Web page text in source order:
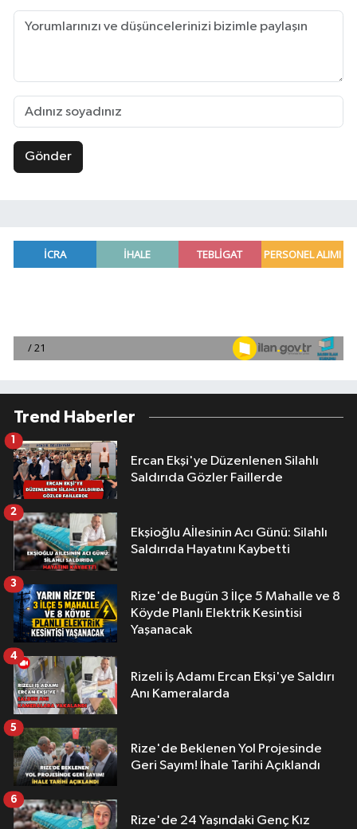
Gönder
Trend Haberler
Ercan Ekşi'ye Düzenlenen Silahlı
Saldırıda Gözler Faillerde
1
Ekşioğlu Aİlesinin Acı Günü: Silahlı
Saldırıda Hayatını Kaybetti
2
Rize'de Bugün 3 İlçe 5 Mahalle ve 8
Köyde Planlı Elektrik Kesintisi
Yaşanacak
3
Rizeli İş Adamı Ercan Ekşi'ye Saldırı
Anı Kameralarda
4
Rize'de Beklenen Yol Projesinde
Geri Sayım! İhale Tarihi Açıklandı
5
Rize'de 24 Yaşındaki Genç Kız
6